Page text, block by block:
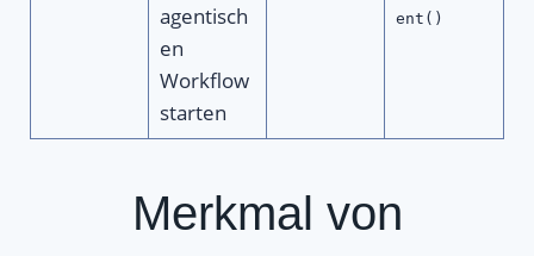
agentisch
en
Workflow
starten
ent()
Merkmal von